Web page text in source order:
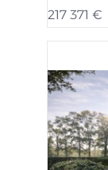
217 371 €